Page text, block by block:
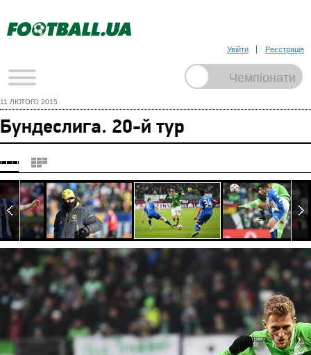
Увійти Реєстрація
11 ЛЮТОГО 2015
Бундеслига. 20-й тур